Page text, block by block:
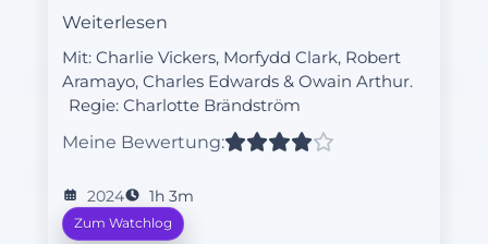
Fremden und die Harfüße erwarten
Weiterlesen
Mit: Charlie Vickers, Morfydd Clark, Robert
Aramayo, Charles Edwards & Owain Arthur.
Regie: Charlotte Brändström
Meine Bewertung:
2024 1h 3m
Zum Watchlog